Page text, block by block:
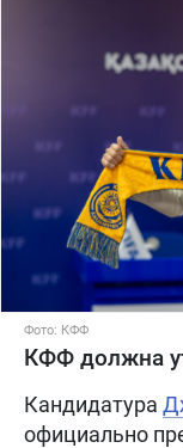
Фото: КФФ
КФФ должна
Кандидатура
официально